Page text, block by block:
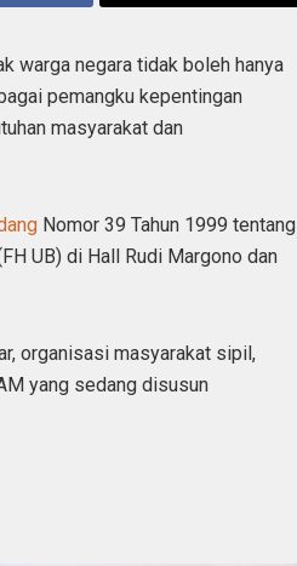
warga negara tidak boleh hanya
pemangku kepentingan
masyarakat dan
Nomor 39 Tahun 1999 tentang
UB) di Hall Rudi Margono dan
organisasi masyarakat sipil,
yang sedang disusun